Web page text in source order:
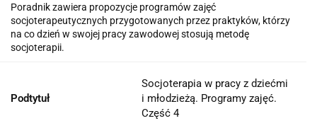
Poradnik zawiera propozycje programów zajęć
socjoterapeutycznych przygotowanych przez praktyków, którzy
na co dzień w swojej pracy zawodowej stosują metodę
socjoterapii.
Podtytuł
Socjoterapia w pracy z dziećmi
i młodzieżą. Programy zajęć.
Część 4